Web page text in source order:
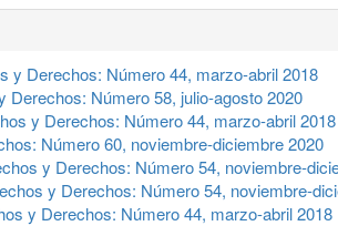
y Derechos: Número 44, marzo-abril 2018
Derechos: Número 58, julio-agosto 2020
y Derechos: Número 44, marzo-abril 2018
Número 60, noviembre-diciembre 2020
y Derechos: Número 54, noviembre-
y Derechos: Número 54, noviembre-
y Derechos: Número 44, marzo-abril 2018